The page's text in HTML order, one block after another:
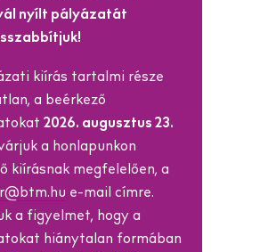
nyílt pályázatát
kiírás tartalmi része
a beérkező
2026. augusztus 23.
a honlapunkon
kiírásnak megfelelően, a
e-mail címre.
a figyelmet, hogy a
hiánytalan formában